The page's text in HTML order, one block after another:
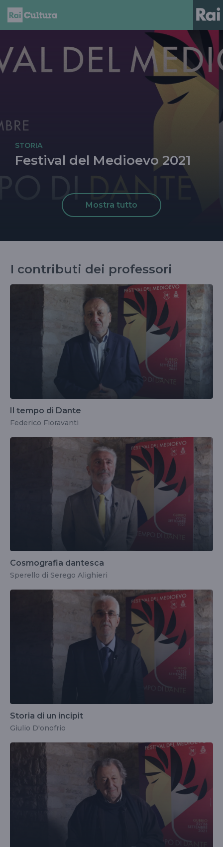
STORIA
Festival del Medioevo 2021
Mostra tutto
I contributi dei professori
Il tempo di Dante
Federico Fioravanti
Cosmografia dantesca
Sperello di Serego Alighieri
Storia di un incipit
Giulio D'onofrio